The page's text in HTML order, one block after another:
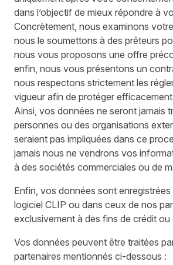
dans l’objectif de mieux répondre à
Concrètement, nous examinons
nous le soumettons à des prêteurs
nous vous proposons une offre
enfin, nous vous présentons un
nous respectons strictement les
vigueur afin de protéger
Ainsi, vos données ne seront jamais
personnes ou des organisations
seraient pas impliquées dans ce
jamais nous ne vendrons vos
à des sociétés commerciales ou de
Enfin, vos données sont
logiciel CLIP ou dans ceux de nos
exclusivement à des fins de crédit ou
Vos données peuvent être traitées
partenaires mentionnés ci-dessous :